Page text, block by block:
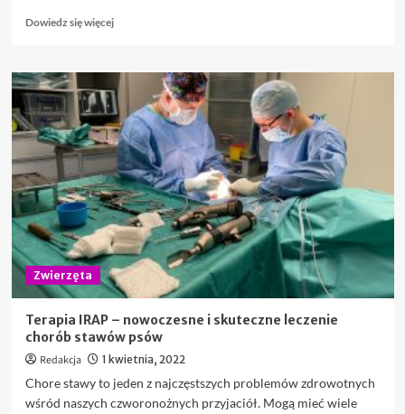
Dowiedz się więcejDowiedz
o
<strong>Jak
dobrać
najważniejsze
akcesoria
dla
swojego
domowego
pupila?
</strong>
Zwierzęta
Terapia IRAP – nowoczesne i skuteczne leczenie
chorób stawów psów
Redakcja 1 kwietnia, 2022
Chore stawy to jeden z najczęstszych problemów zdrowotnych
wśród naszych czworonożnych przyjaciół. Mogą mieć wiele